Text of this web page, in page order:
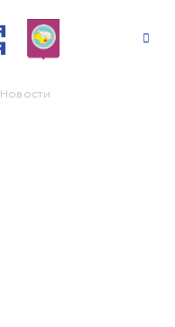
Новости